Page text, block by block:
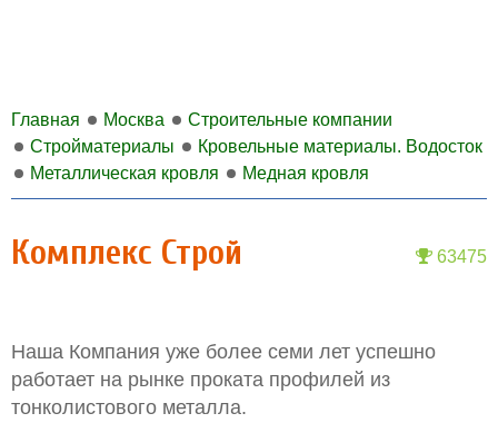
Главная Москва
Строительные компании
Стройматериалы
Кровельные материалы. Водосток
Металлическая кровля
Медная кровля
63475
Комплекс Строй
Наша Компания уже более семи лет успешно
работает на рынке проката профилей из
тонколистового металла.